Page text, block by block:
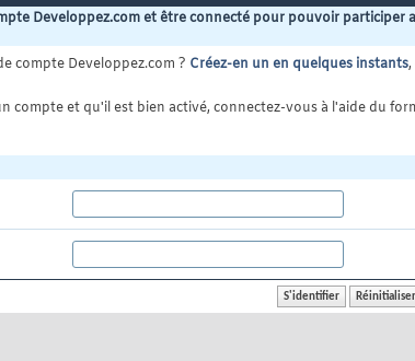
Developpez.com et être connecté pour pouvoir participer
compte Developpez.com ? Créez-en un en quelques instants,
compte et qu'il est bien activé, connectez-vous à l'aide du